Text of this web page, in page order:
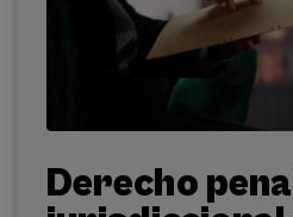
Derecho